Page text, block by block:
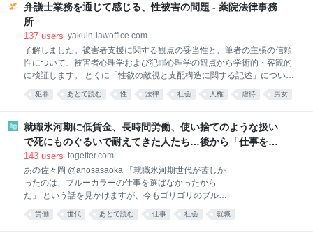
発売予定]
弁護士業務を通じて感じる、性被害の問題 - 薬院法律事務
所
137 users yakuin-lawoffice.com
了解しました。被害者支援に関する観点の妥当性と、筆者の主張の信頼
性について、被害者心理学および犯罪心理学の観点から学術的・客観的
に検証します。 とくに「性欲の敵視と支配構造に関する記述」について
も、心理学的・倫理的妥当性を含めて評価を行います。一般読者向けの
文体で、内容は厳密かつ丁寧に構成し、必要に応じて海外の信頼できる
す。 性被害に関する弁護士の視点を心理学・犯罪学から検証 序論
(Introduction) リンク先の記事「弁護士業務を通じて感じる、性被害の問
題」は、刑事弁護に携わる弁護士が自身の業務を通じて感じた性犯罪被
に遭った女性の心の傷に寄り添い、社会の在り方や加害者の背景にも踏
み込んだ考察を述べています。本稿では、この筆者の立場・視点が被害
者心理学およ
犯罪 あとで読む 性 法律 社会 人権 虐待 男女
就職氷河期に低賃金、長時間労働、使い捨てのような扱い
で死にものぐるいで耐えてきた人たち…後から「仕事を選
んでいたからだ」と本人の選択の問題に書き換えるのはあ
まりに短絡的という話
143 users togetter.com
あの佐々岡 @anosasaoka 「就職氷河期世代が苦しか
ったのは、ブルーカラーの仕事を選ばなかったから
だ」 という話を見かけますが、今もゴリゴリのブルー
カラーで週6勤務している福祉系インフラ土方の私か
らすると、 マジで何言ってんだこいつ、ですね。 氷河
労働 世代 あとで読む 仕事 社会 就職